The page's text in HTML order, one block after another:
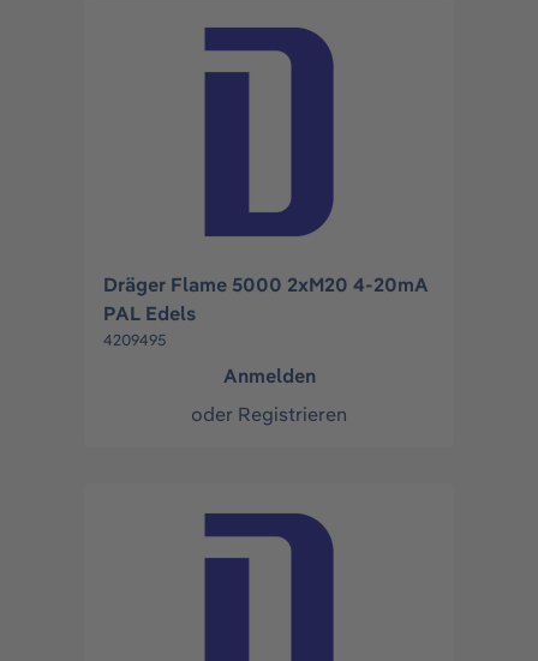
Dräger Flame 5000 2xM20 4-20mA
PAL Edels
4209495
Anmelden
oder Registrieren